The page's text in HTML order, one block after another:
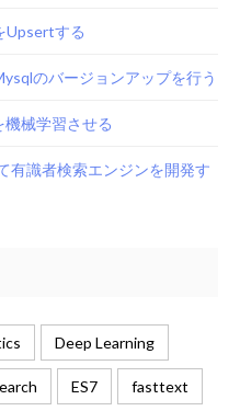
upsertする
のバージョンアップを行う
械学習させる
有識者検索エンジンを開発す
Deep Learning
ES7 fasttext